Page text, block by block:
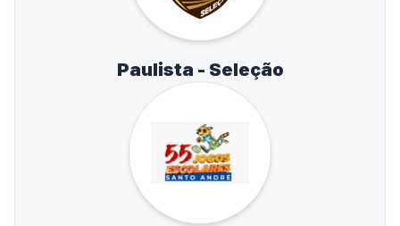
Paulista - Seleção